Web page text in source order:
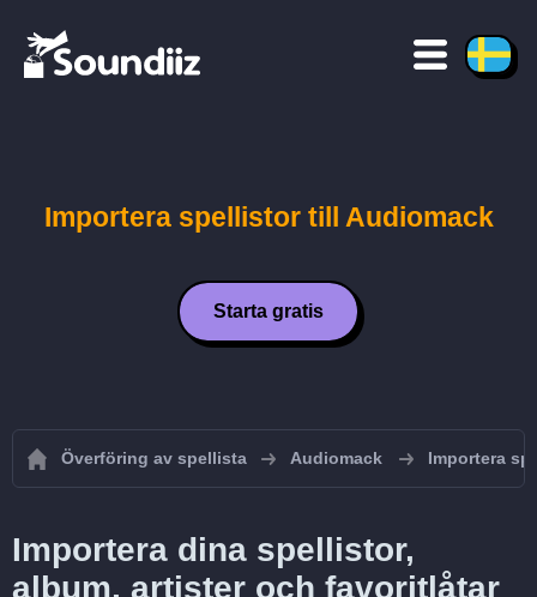
Importera spellistor till Audiomack
Starta gratis
Överföring av spellista Audiomack Importera
Importera dina spellistor,
album, artister och favoritlåtar